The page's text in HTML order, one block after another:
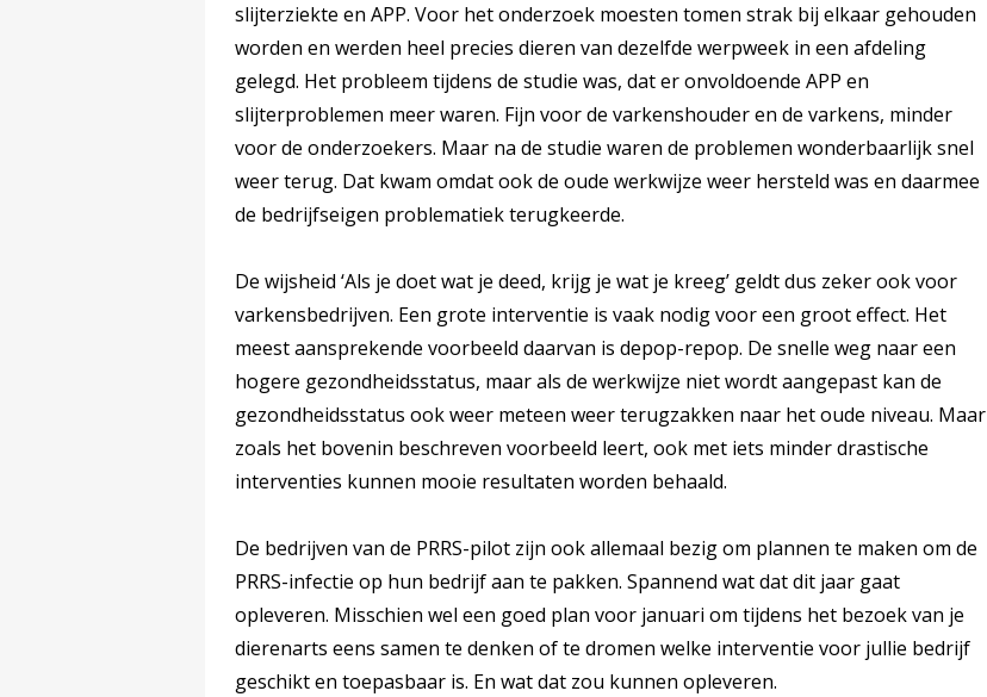
slijterziekte en APP. Voor het onderzoek moesten tomen strak bij elkaar gehouden
worden en werden heel precies dieren van dezelfde werpweek in een afdeling
gelegd. Het probleem tijdens de studie was, dat er onvoldoende APP en
slijterproblemen meer waren. Fijn voor de varkenshouder en de varkens, minder
voor de onderzoekers. Maar na de studie waren de problemen wonderbaarlijk snel
weer terug. Dat kwam omdat ook de oude werkwijze weer hersteld was en daarmee
de bedrijfseigen problematiek terugkeerde.
De wijsheid ‘Als je doet wat je deed, krijg je wat je kreeg’ geldt dus zeker ook voor
varkensbedrijven. Een grote interventie is vaak nodig voor een groot effect. Het
meest aansprekende voorbeeld daarvan is depop-repop. De snelle weg naar een
hogere gezondheidsstatus, maar als de werkwijze niet wordt aangepast kan de
gezondheidsstatus ook weer meteen weer terugzakken naar het oude niveau. Maar
zoals het bovenin beschreven voorbeeld leert, ook met iets minder drastische
interventies kunnen mooie resultaten worden behaald.
De bedrijven van de PRRS-pilot zijn ook allemaal bezig om plannen te maken om de
PRRS-infectie op hun bedrijf aan te pakken. Spannend wat dat dit jaar gaat
opleveren. Misschien wel een goed plan voor januari om tijdens het bezoek van je
dierenarts eens samen te denken of te dromen welke interventie voor jullie bedrijf
geschikt en toepasbaar is. En wat dat zou kunnen opleveren.